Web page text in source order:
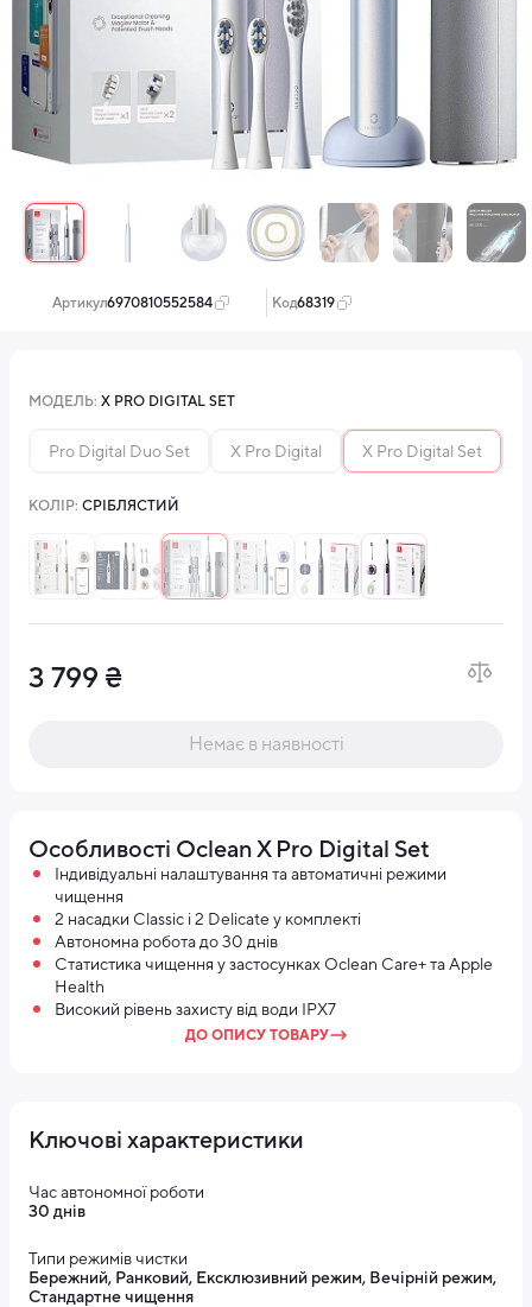
Артикул:6970810552584 Код:68319
МОДЕЛЬ: X PRO DIGITAL SET
Pro Digital Duo Set X Pro Digital X Pro Digital Set
КОЛІР: СРІБЛЯСТИЙ
3 799 ₴
Немає в наявності
Особливості Oclean X Pro Digital Set
Індивідуальні налаштування та автоматичні режими
чищення
2 насадки Classic і 2 Delicate у комплекті
Автономна робота до 30 днів
Статистика чищення у застосунках Oclean Care+ та Apple
Health
Високий рівень захисту від води IPX7
ДО ОПИСУ ТОВАРУ
Ключові характеристики
Час автономної роботи
30 днів
Типи режимів чистки
Бережний, Ранковий, Ексклюзивний режим, Вечірній режим,
Стандартне чищення